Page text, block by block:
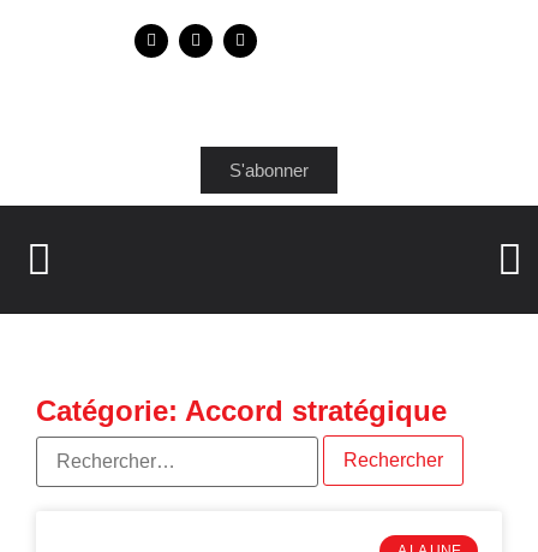
S'abonner
Catégorie: Accord stratégique